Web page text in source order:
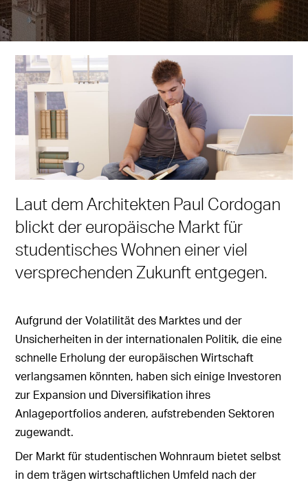
Laut dem Architekten Paul Cordogan
blickt der europäische Markt für
studentisches Wohnen einer viel
versprechenden Zukunft entgegen.
Aufgrund der Volatilität des Marktes und der
Unsicherheiten in der internationalen Politik, die eine
schnelle Erholung der europäischen Wirtschaft
verlangsamen könnten, haben sich einige Investoren
zur Expansion und Diversifikation ihres
Anlageportfolios anderen, aufstrebenden Sektoren
zugewandt.
Der Markt für studentischen Wohnraum bietet selbst
in dem trägen wirtschaftlichen Umfeld nach der